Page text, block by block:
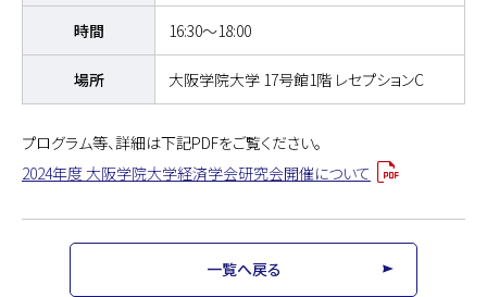
時間 16:30～18:00
場所 大阪学院大学 17号館1階 レセプションC
プログラム等、詳細は下記PDFをご覧ください。
2024年度 大阪学院大学経済学会研究会開催について
一覧へ戻る